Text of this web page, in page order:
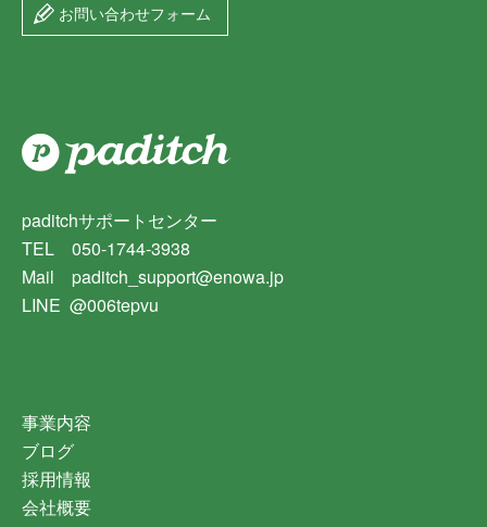
お問い合わせフォーム
paditchサポートセンター
TEL 050-1744-3938
Mail paditch_support@enowa.jp
LINE @006tepvu
事業内容
ブログ
採用情報
会社概要